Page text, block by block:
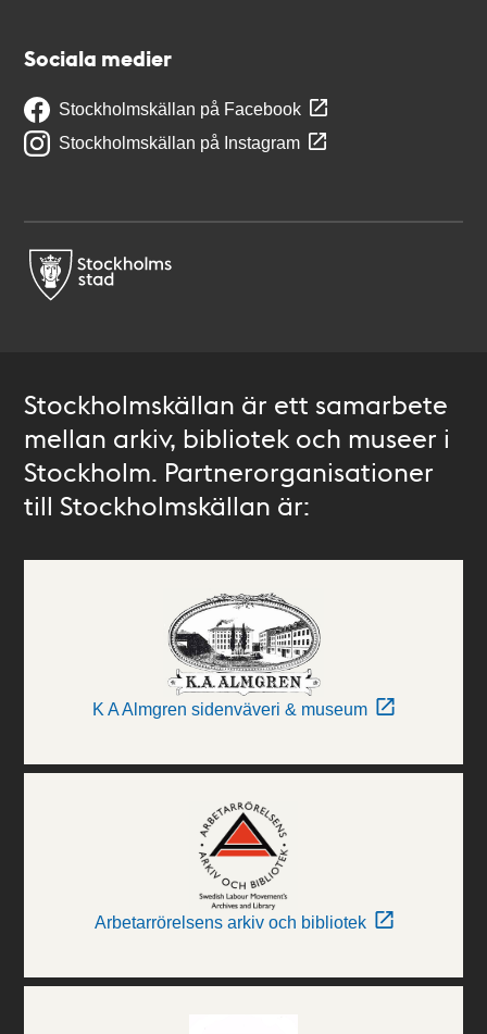
Sociala medier
Stockholmskällan på Facebook
Stockholmskällan på Instagram
Stockholmskällan är ett samarbete
mellan arkiv, bibliotek och museer i
Stockholm. Partnerorganisationer
till Stockholmskällan är:
K A Almgren sidenväveri & museum
Arbetarrörelsens arkiv och bibliotek